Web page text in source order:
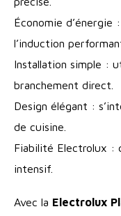
Économie
l’induction
Installation simple :
branchement direct.
Design élégant :
de cuisine.
Fiabilité Electrolux :
intensif.
Avec la Electrolux